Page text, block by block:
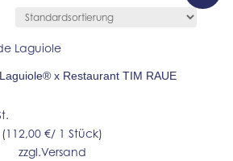
x Restaurant TIM RAUE
(112,00€/ 1 Stück)
zzgl.Versand